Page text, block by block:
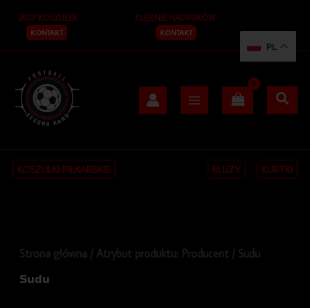
treści
SKUP KOSZULEK
KONTAKT
KLEJENIE NADRUKÓW
KONTAKT
KOSZULKI PIŁKARSKIE BLUZY KURTKI
u
Strona główna / Atrybut produktu: Producent / Sudu
Sudu
PL